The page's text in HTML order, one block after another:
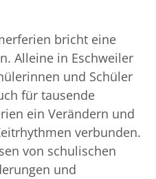
bricht eine
Alleine in Eschweiler
und Schüler
für tausende
ein Verändern und
verbunden.
von schulischen
und